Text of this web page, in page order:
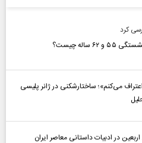
کرد
ساله چیست؟
می‌کنم»؛ ساختارشکنی در ژانر پلیسی
در ادبیات داستانی معاصر ایران